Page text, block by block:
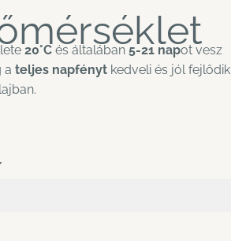
20°C és általában 5-21 napot vesz
a teljes napfényt kedveli és jól fejlődik